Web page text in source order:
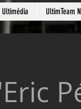
Ultimédia UltimTeam